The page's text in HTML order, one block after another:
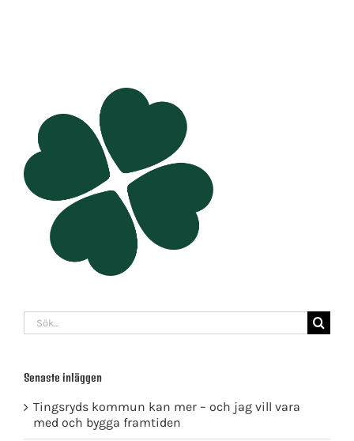
Sök
efter:
Senaste inläggen
Tingsryds kommun kan mer – och jag vill vara
med och bygga framtiden